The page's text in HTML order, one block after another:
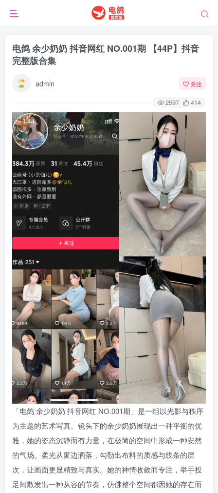
电鸽 余少奶奶 抖音网红 NO.001期 【44P】抖音
完整版合集
admin 关注
2597 414
「电鸽 余少奶奶 抖音网红 NO.001期」是一组以光影与秩序
为主题的艺术写真。镜头下的余少奶奶展现出一种平衡的优
雅，她的姿态沉静而有力量，在极简的空间中形成一种安然
的气场。柔光从窗边洒落，勾勒出布料的质感与线条的层
次，让画面更显精致与真实。她的神情收敛而专注，举手投
足间散发出一种从容的节奏，仿佛整个空间都因她的存在而